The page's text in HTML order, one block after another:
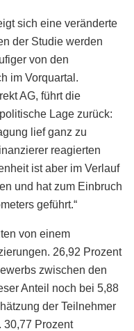
sich eine veränderte
der Studie werden
von den
im Vorquartal.
AG, führt die
Lage zurück:
lief ganz zu
reagierten
ist aber im Verlauf
und hat zum Einbruch
geführt.“
von einem
26,92 Prozent
zwischen den
Anteil noch bei 5,88
der Teilnehmer
30,77 Prozent